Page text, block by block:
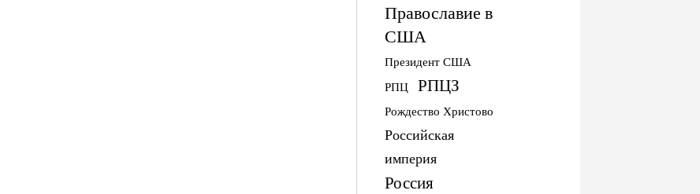
Православие в
США
Президент США
РПЦ РПЦЗ
Рождество Христово
Российская
империя
Россия